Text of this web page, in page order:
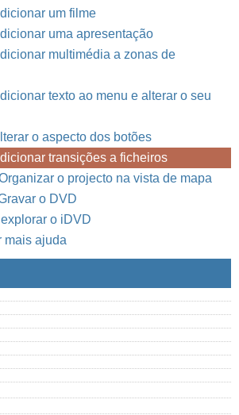
um filme
uma apresentação
multimédia a zonas de
texto ao menu e alterar o seu
o aspecto dos botões
transições a ficheiros
o projecto na vista de mapa
o DVD
o iDVD
mais ajuda